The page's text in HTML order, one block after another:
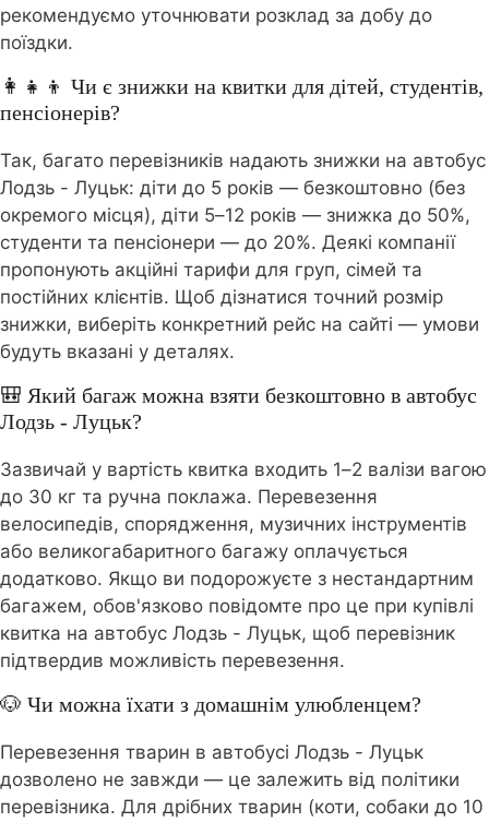
рекомендуємо уточнювати розклад за добу до
поїздки.
👩‍👧‍👦 Чи є знижки на квитки для дітей, студентів,
пенсіонерів?
Так, багато перевізників надають знижки на автобус
Лодзь - Луцьк: діти до 5 років — безкоштовно (без
окремого місця), діти 5–12 років — знижка до 50%,
студенти та пенсіонери — до 20%. Деякі компанії
пропонують акційні тарифи для груп, сімей та
постійних клієнтів. Щоб дізнатися точний розмір
знижки, виберіть конкретний рейс на сайті — умови
будуть вказані у деталях.
🎒 Який багаж можна взяти безкоштовно в автобус
Лодзь - Луцьк?
Зазвичай у вартість квитка входить 1–2 валізи вагою
до 30 кг та ручна поклажа. Перевезення
велосипедів, спорядження, музичних інструментів
або великогабаритного багажу оплачується
додатково. Якщо ви подорожуєте з нестандартним
багажем, обов'язково повідомте про це при купівлі
квитка на автобус Лодзь - Луцьк, щоб перевізник
підтвердив можливість перевезення.
🐶 Чи можна їхати з домашнім улюбленцем?
Перевезення тварин в автобусі Лодзь - Луцьк
дозволено не завжди — це залежить від політики
перевізника. Для дрібних тварин (коти, собаки до 10